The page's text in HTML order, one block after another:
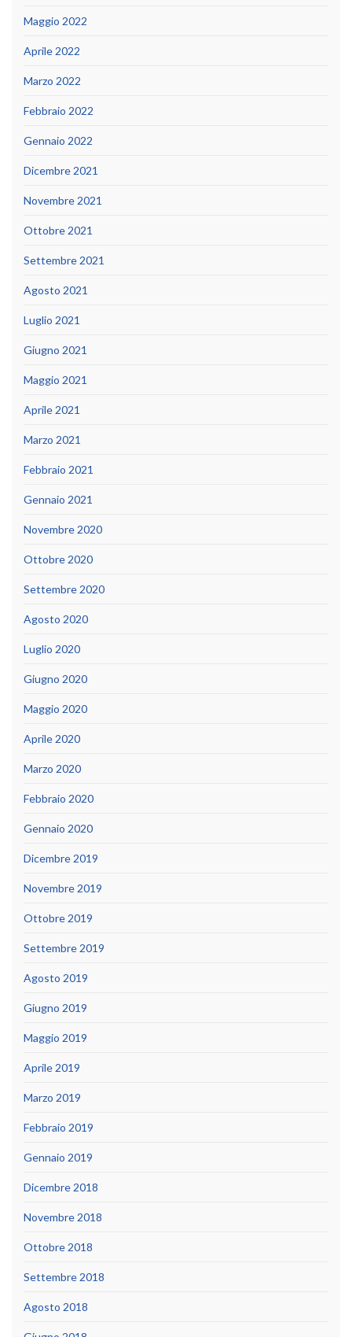
Maggio 2022
Aprile 2022
Marzo 2022
Febbraio 2022
Gennaio 2022
Dicembre 2021
Novembre 2021
Ottobre 2021
Settembre 2021
Agosto 2021
Luglio 2021
Giugno 2021
Maggio 2021
Aprile 2021
Marzo 2021
Febbraio 2021
Gennaio 2021
Novembre 2020
Ottobre 2020
Settembre 2020
Agosto 2020
Luglio 2020
Giugno 2020
Maggio 2020
Aprile 2020
Marzo 2020
Febbraio 2020
Gennaio 2020
Dicembre 2019
Novembre 2019
Ottobre 2019
Settembre 2019
Agosto 2019
Giugno 2019
Maggio 2019
Aprile 2019
Marzo 2019
Febbraio 2019
Gennaio 2019
Dicembre 2018
Novembre 2018
Ottobre 2018
Settembre 2018
Agosto 2018